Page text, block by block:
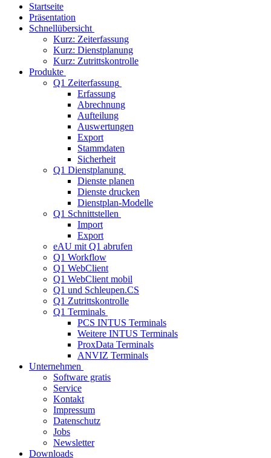
Startseite
Präsentation
Schnellübersicht
Kurz: Zeiterfassung
Kurz: Dienstplanung
Kurz: Zutrittskontrolle
Produkte
Q1 Zeiterfassung
Erfassung
Abrechnung
Aufteilung
Auswertungen
Export
Stammdaten
Sicherheit
Q1 Dienstplanung
Dienste planen
Dienste drucken
Dienstplan-Modelle
Q1 Schnittstellen
Import
Export
eAU mit Q1 abrufen
Q1 Workflow
Q1 WebClient
Q1 WebClient mobil
Q1 und Schleupen.CS
Q1 Zutrittskontrolle
Q1 Terminals
PCS INTUS Terminals
Weitere INTUS Terminals
ProxData Terminals
ANVIZ Terminals
Unternehmen
Software gratis
Service
Kontakt
Impressum
Datenschutz
Jobs
Newsletter
Downloads